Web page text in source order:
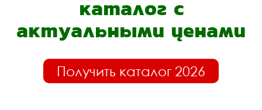
каталог с
актуальными ценами
Получить каталог 2026